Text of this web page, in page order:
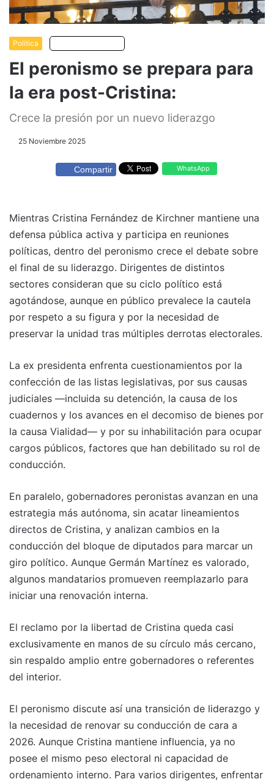
Política
El peronismo se prepara para
la era post-Cristina:
Crece la presión por un nuevo liderazgo
25 Noviembre 2025
Compartir WhatsApp
Mientras Cristina Fernández de Kirchner mantiene una
defensa pública activa y participa en reuniones
políticas, dentro del peronismo crece el debate sobre
el final de su liderazgo. Dirigentes de distintos
sectores consideran que su ciclo político está
agotándose, aunque en público prevalece la cautela
por respeto a su figura y por la necesidad de
preservar la unidad tras múltiples derrotas electorales.
La ex presidenta enfrenta cuestionamientos por la
confección de las listas legislativas, por sus causas
judiciales —incluida su detención, la causa de los
cuadernos y los avances en el decomiso de bienes por
la causa Vialidad— y por su inhabilitación para ocupar
cargos públicos, factores que han debilitado su rol de
conducción.
En paralelo, gobernadores peronistas avanzan en una
estrategia más autónoma, sin acatar lineamientos
directos de Cristina, y analizan cambios en la
conducción del bloque de diputados para marcar un
giro político. Aunque Germán Martínez es valorado,
algunos mandatarios promueven reemplazarlo para
iniciar una renovación interna.
El reclamo por la libertad de Cristina queda casi
exclusivamente en manos de su círculo más cercano,
sin respaldo amplio entre gobernadores o referentes
del interior.
El peronismo discute así una transición de liderazgo y
la necesidad de renovar su conducción de cara a
2026. Aunque Cristina mantiene influencia, ya no
posee el mismo peso electoral ni capacidad de
ordenamiento interno. Para varios dirigentes, enfrentar